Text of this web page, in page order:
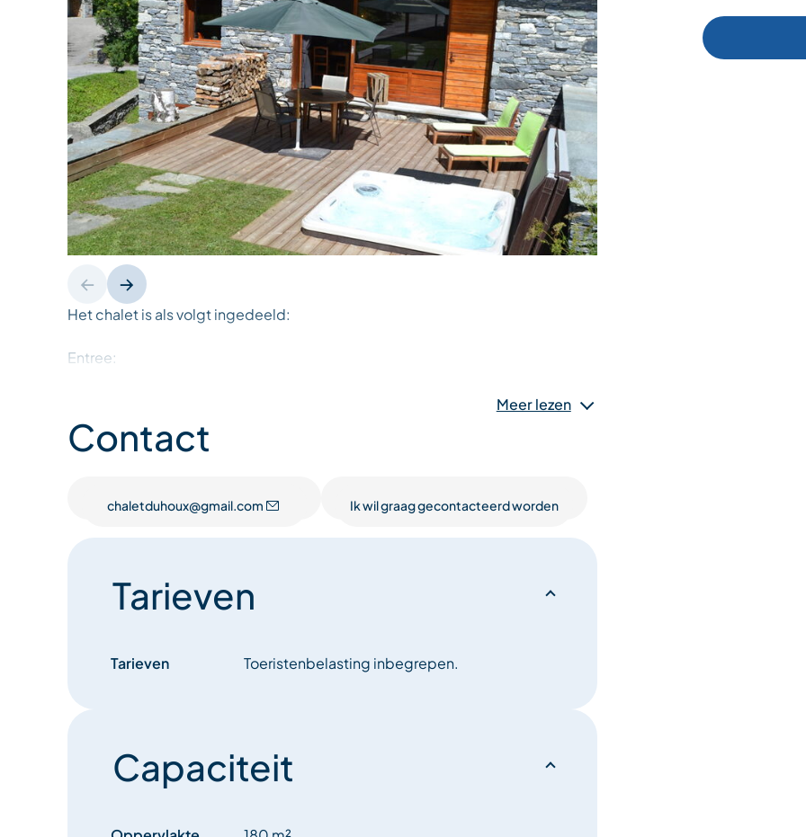
Het chalet is als volgt ingedeeld:
Entree:
Een kleine slaapkamer: een eenpersoonsbed met wastafel, een paar treden
Skikamer met skischoendroger en toilet
Niveau -1 (begane grond van het chalet): sauna & douche met wasruimte:
Niveau +1:
zuiden: prachtig uitzicht op de Saulire, de kapel en de natuur
Meer lezen
Contact
chaletduhoux@gmail.com Ik wil graag gecontacteerd worden
Tarieven
Tarieven Toeristenbelasting inbegrepen.
Capaciteit